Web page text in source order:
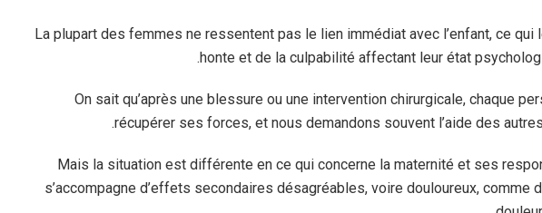
La plupart des femmes ne ressentent pas le lien immédiat avec l’enfant, ce qui
honte et de la culpabilité affectant leur état
On sait qu’après une blessure ou une intervention chirurgicale, chaque
récupérer ses forces, et nous demandons souvent l’aide des
Mais la situation est différente en ce qui concerne la maternité et ses
s’accompagne d’effets secondaires désagréables, voire douloureux, comme